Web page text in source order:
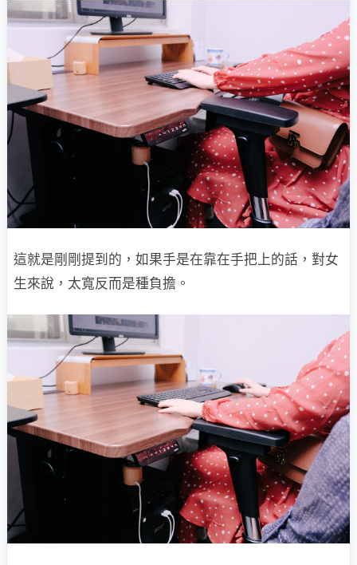
這就是剛剛提到的，如果手是在靠在手把上的話，對女
生來說，太寬反而是種負擔。